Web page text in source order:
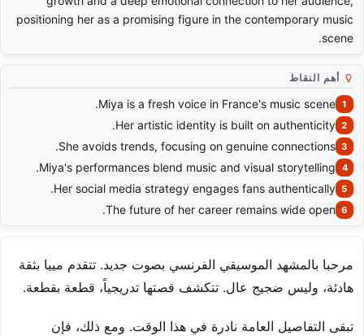
positioning her as a promising figure in the contemporary music
scene.
أهم النقاط
Miya is a fresh voice in France's music scene.
Her artistic identity is built on authenticity.
She avoids trends, focusing on genuine connections.
Miya's performances blend music and visual storytelling.
Her social media strategy engages fans authentically.
The future of her career remains wide open.
مرحبا بالمشهد الموسيقي الفرنسي بصوت جديد. تتقدم مييا بثقة
هادئة، وليس ضجيج عال. تتكشف قصتها تدريجياً، قطعة بقطعة.
تبقى التفاصيل العامة نادرة في هذا الوقت. ومع ذلك، فإن